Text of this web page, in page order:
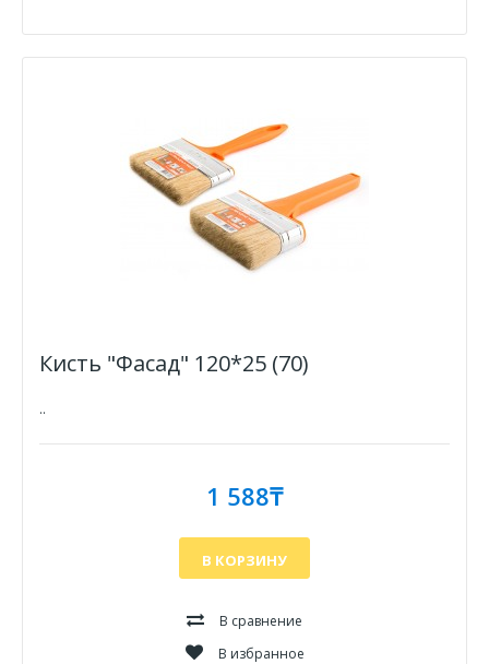
Кисть "Фасад" 120*25 (70)
..
1 588₸
В КОРЗИНУ
В сравнение
В избранное